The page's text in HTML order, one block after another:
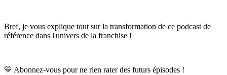
Bref, je vous explique tout sur la transformation de ce podcast de
référence dans l'univers de la franchise !
💛 Abonnez-vous pour ne rien rater des futurs épisodes !